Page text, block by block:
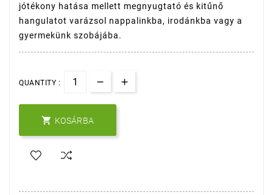
jótékony hatása mellett megnyugtató és kitűnő
hangulatot varázsol nappalinkba, irodánkba vagy a
gyermekünk szobájába.
QUANTITY :
 KOSÁRBA